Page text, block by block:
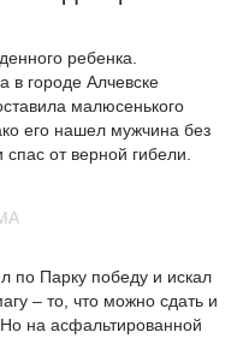
ребенка.
в городе Алчевске
малюсенького
его нашел мужчина без
от верной гибели.
по Парку победу и искал
– то, что можно сдать и
на асфальтированной